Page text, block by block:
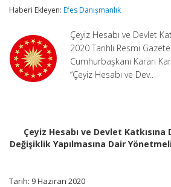
Yönetmelikte
Yapılmasına
Dair
Yönetmelik
(Karar
Sayısı:
için
Haberi Ekleyen: Efes Danışmanlık
Çeyiz Hesabı ve Devlet
2020 Tarihli Resmi Gazete
Cumhurbaşkanı Kararı
“Çeyiz Hesabı ve Dev..
Çeyiz Hesabı ve Devlet
Değişiklik Yapılmasına Dair
Tarih: 9 Haziran 2020